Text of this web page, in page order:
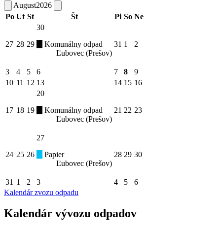
August2026
Po Ut St Št Pi So Ne
27 28 29
30
Komunálny odpad
Ľubovec (Prešov)
31 1 2
3 4 5 6 7 8
9
10 11 12 13 14 15 16
17 18 19
20
Komunálny odpad
Ľubovec (Prešov)
21 22 23
24 25 26
27
Papier
Ľubovec (Prešov)
28 29 30
31 1 2 3 4 5
6
Kalendár zvozu odpadu
Kalendár vývozu odpadov